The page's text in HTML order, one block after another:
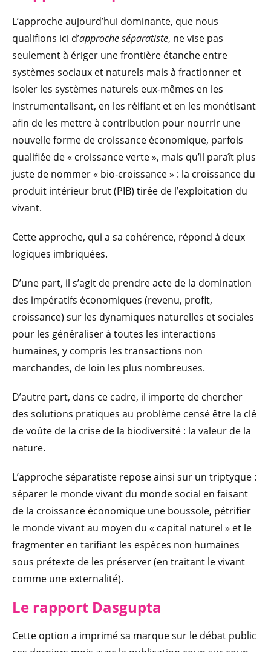
L’approche aujourd’hui dominante, que nous
qualifions ici d’approche séparatiste, ne vise pas
seulement à ériger une frontière étanche entre
systèmes sociaux et naturels mais à fractionner et
isoler les systèmes naturels eux-mêmes en les
instrumentalisant, en les réifiant et en les monétisant
afin de les mettre à contribution pour nourrir une
nouvelle forme de croissance économique, parfois
qualifiée de « croissance verte », mais qu’il paraît plus
juste de nommer « bio-croissance » : la croissance du
produit intérieur brut (PIB) tirée de l’exploitation du
vivant.
Cette approche, qui a sa cohérence, répond à deux
logiques imbriquées.
D’une part, il s’agit de prendre acte de la domination
des impératifs économiques (revenu, profit,
croissance) sur les dynamiques naturelles et sociales
pour les généraliser à toutes les interactions
humaines, y compris les transactions non
marchandes, de loin les plus nombreuses.
D’autre part, dans ce cadre, il importe de chercher
des solutions pratiques au problème censé être la clé
de voûte de la crise de la biodiversité : la valeur de la
nature.
L’approche séparatiste repose ainsi sur un triptyque :
séparer le monde vivant du monde social en faisant
de la croissance économique une boussole, pétrifier
le monde vivant au moyen du « capital naturel » et le
fragmenter en tarifiant les espèces non humaines
sous prétexte de les préserver (en traitant le vivant
comme une externalité).
Le rapport Dasgupta
Cette option a imprimé sa marque sur le débat public